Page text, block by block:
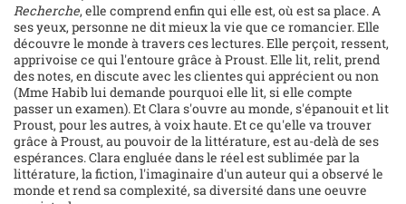
Recherche, elle comprend enfin qui elle est, où est sa place. A
ses yeux, personne ne dit mieux la vie que ce romancier. Elle
découvre le monde à travers ces lectures. Elle perçoit, ressent,
apprivoise ce qui l'entoure grâce à Proust. Elle lit, relit, prend
des notes, en discute avec les clientes qui apprécient ou non
(Mme Habib lui demande pourquoi elle lit, si elle compte
passer un examen). Et Clara s'ouvre au monde, s'épanouit et lit
Proust, pour les autres, à voix haute. Et ce qu'elle va trouver
grâce à Proust, au pouvoir de la littérature, est au-delà de ses
espérances. Clara engluée dans le réel est sublimée par la
littérature, la fiction, l'imaginaire d'un auteur qui a observé le
monde et rend sa complexité, sa diversité dans une oeuvre